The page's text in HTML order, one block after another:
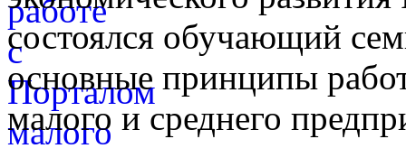
состоялся обучающий
основные принципы
малого и среднего